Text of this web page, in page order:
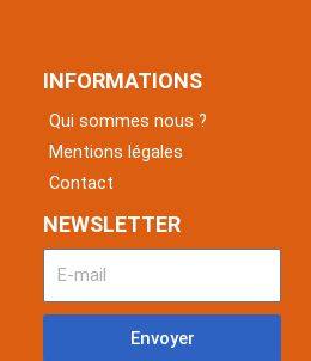
INFORMATIONS
Qui sommes nous ?
Mentions légales
Contact
NEWSLETTER
Envoyer